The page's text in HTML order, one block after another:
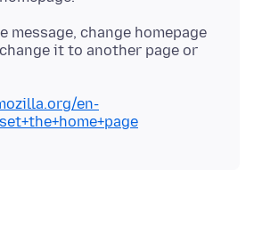
message, change homepage
it to another page or
en-